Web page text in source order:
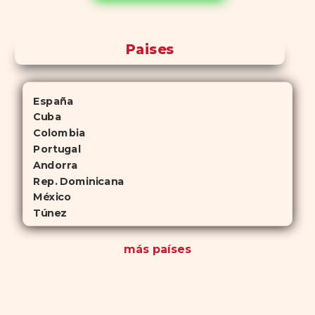
Paises
España
Cuba
Colombia
Portugal
Andorra
Rep. Dominicana
México
Túnez
más países